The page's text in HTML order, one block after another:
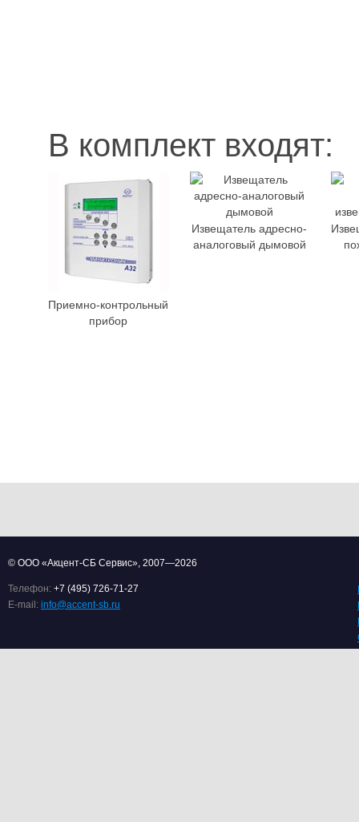
В комплект входят:
Приемно-контрольный
прибор
Извещатель адресно-
аналоговый дымовой
© ООО «Акцент-СБ Сервис», 2007—2026
Телефон: +7 (495) 726-71-27
E-mail: info@accent-sb.ru